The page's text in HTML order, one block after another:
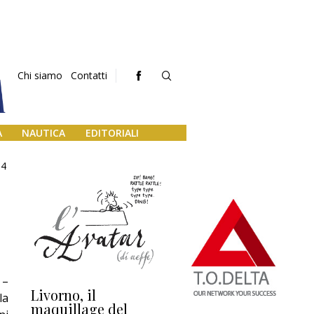
Chi siamo Contatti
NAUTICA EDITORIALI
4
Livorno, il
maquillage del
L’uscita di scena di